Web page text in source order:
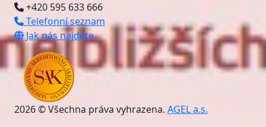
+420 595 633 666
Telefonní seznam
Jak nás najdete
2026 © Všechna práva vyhrazena. AGEL a.s.